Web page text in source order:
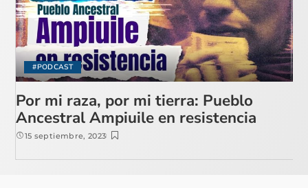
#PODCAST
Por mi raza, por mi tierra: Pueblo
Ancestral Ampiuile en resistencia
15 septiembre, 2023